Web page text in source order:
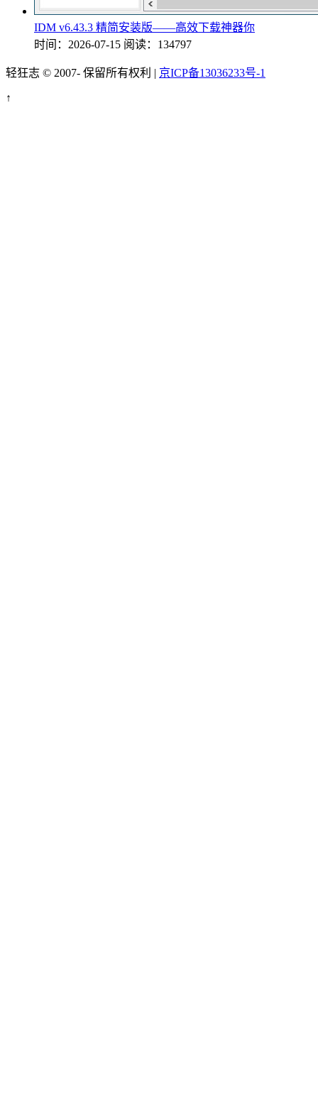
IDM v6.43.3 精简安装版——高效下载神器你
时间：2026-07-15 阅读：134797
轻狂志 © 2007- 保留所有权利 | 京ICP备13036233号-1
↑